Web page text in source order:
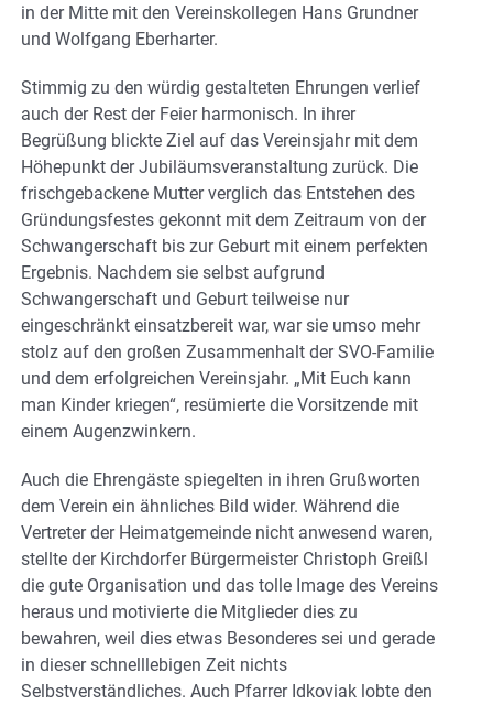
in der Mitte mit den Vereinskollegen Hans Grundner
und Wolfgang Eberharter.
Stimmig zu den würdig gestalteten Ehrungen verlief
auch der Rest der Feier harmonisch. In ihrer
Begrüßung blickte Ziel auf das Vereinsjahr mit dem
Höhepunkt der Jubiläumsveranstaltung zurück. Die
frischgebackene Mutter verglich das Entstehen des
Gründungsfestes gekonnt mit dem Zeitraum von der
Schwangerschaft bis zur Geburt mit einem perfekten
Ergebnis. Nachdem sie selbst aufgrund
Schwangerschaft und Geburt teilweise nur
eingeschränkt einsatzbereit war, war sie umso mehr
stolz auf den großen Zusammenhalt der SVO-Familie
und dem erfolgreichen Vereinsjahr. „Mit Euch kann
man Kinder kriegen“, resümierte die Vorsitzende mit
einem Augenzwinkern.
Auch die Ehrengäste spiegelten in ihren Grußworten
dem Verein ein ähnliches Bild wider. Während die
Vertreter der Heimatgemeinde nicht anwesend waren,
stellte der Kirchdorfer Bürgermeister Christoph Greißl
die gute Organisation und das tolle Image des Vereins
heraus und motivierte die Mitglieder dies zu
bewahren, weil dies etwas Besonderes sei und gerade
in dieser schnelllebigen Zeit nichts
Selbstverständliches. Auch Pfarrer Idkoviak lobte den